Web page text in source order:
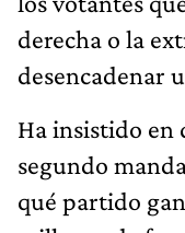
derecha o la
desencadenar
Ha insistido en
segundo
qué partido